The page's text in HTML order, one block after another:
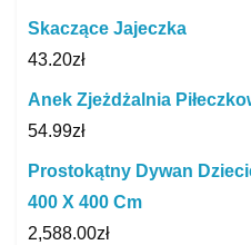
Skaczące Jajeczka
43.20zł
Anek Zjeżdżalnia
54.99zł
Prostokątny Dywan
400 X 400 Cm
2,588.00zł